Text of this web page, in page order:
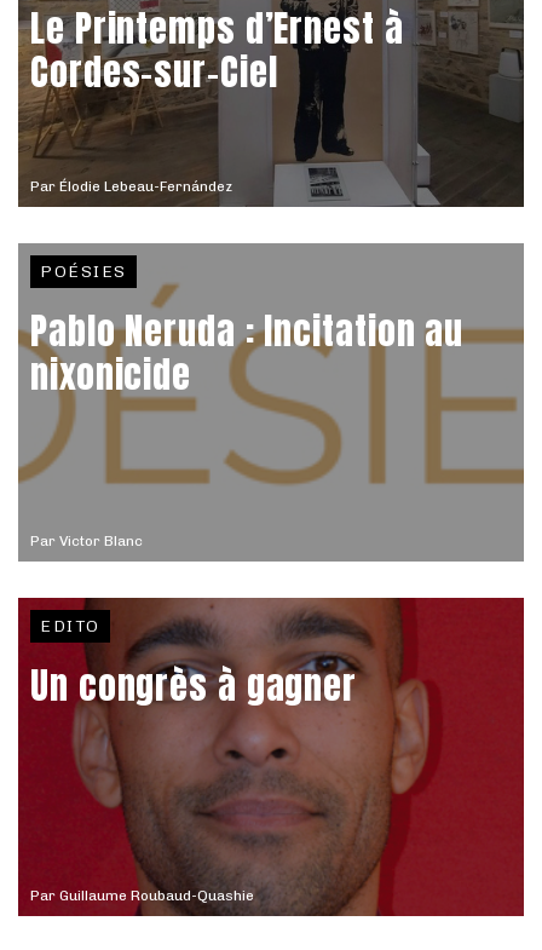
Par Élodie Lebeau-Fernández
Le Printemps d’Ernest à
Cordes-sur-Ciel
Par Victor Blanc
POÉSIES
Pablo Neruda : Incitation au
nixonicide
Par Guillaume Roubaud-Quashie
EDITO
Un congrès à gagner